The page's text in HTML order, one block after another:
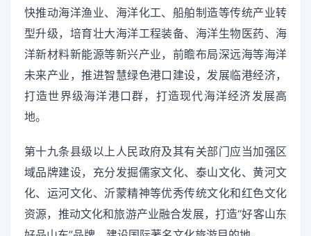
快推动海洋渔业、海洋化工、船舶制造等传统产业转
型升级，培育壮大海洋工程装备、海洋生物医药、海
洋新材料新能源等新兴产业，前瞻布局深远海等海洋
未来产业，推进智慧绿色港口建设，发展临港经济，
打造世界级海洋港口群，打造现代海洋经济发展高
地。
第十九条县级以上人民政府及其有关部门应当加强区
域品牌建设，充分发掘儒家文化、泰山文化、黄河文
化、运河文化、沂蒙精神等优秀传统文化和红色文化
资源，推动文化和旅游产业融合发展，打造“好客山东